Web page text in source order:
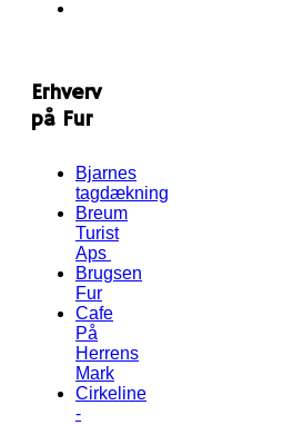
Erhverv
på Fur
Bjarnes
tagdækning
Breum
Turist
Aps
Brugsen
Fur
Cafe
På
Herrens
Mark
Cirkeline
-